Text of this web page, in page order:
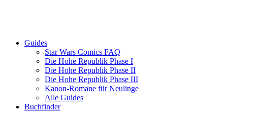
Guides
Star Wars Comics FAQ
Die Hohe Republik Phase I
Die Hohe Republik Phase II
Die Hohe Republik Phase III
Kanon-Romane für Neulinge
Alle Guides
Buchfinder